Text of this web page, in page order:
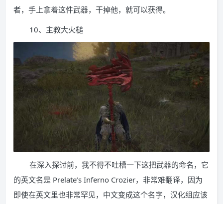
者，手上拿着这件武器，干掉他，就可以获得。
10、主教大火槌
在深入探讨前，我不得不吐槽一下这把武器的命名，它
的英文名是 Prelate’s Inferno Crozier，非常难翻译，因为
即使在英文里也非常罕见，中文变成这个名字，汉化组应该